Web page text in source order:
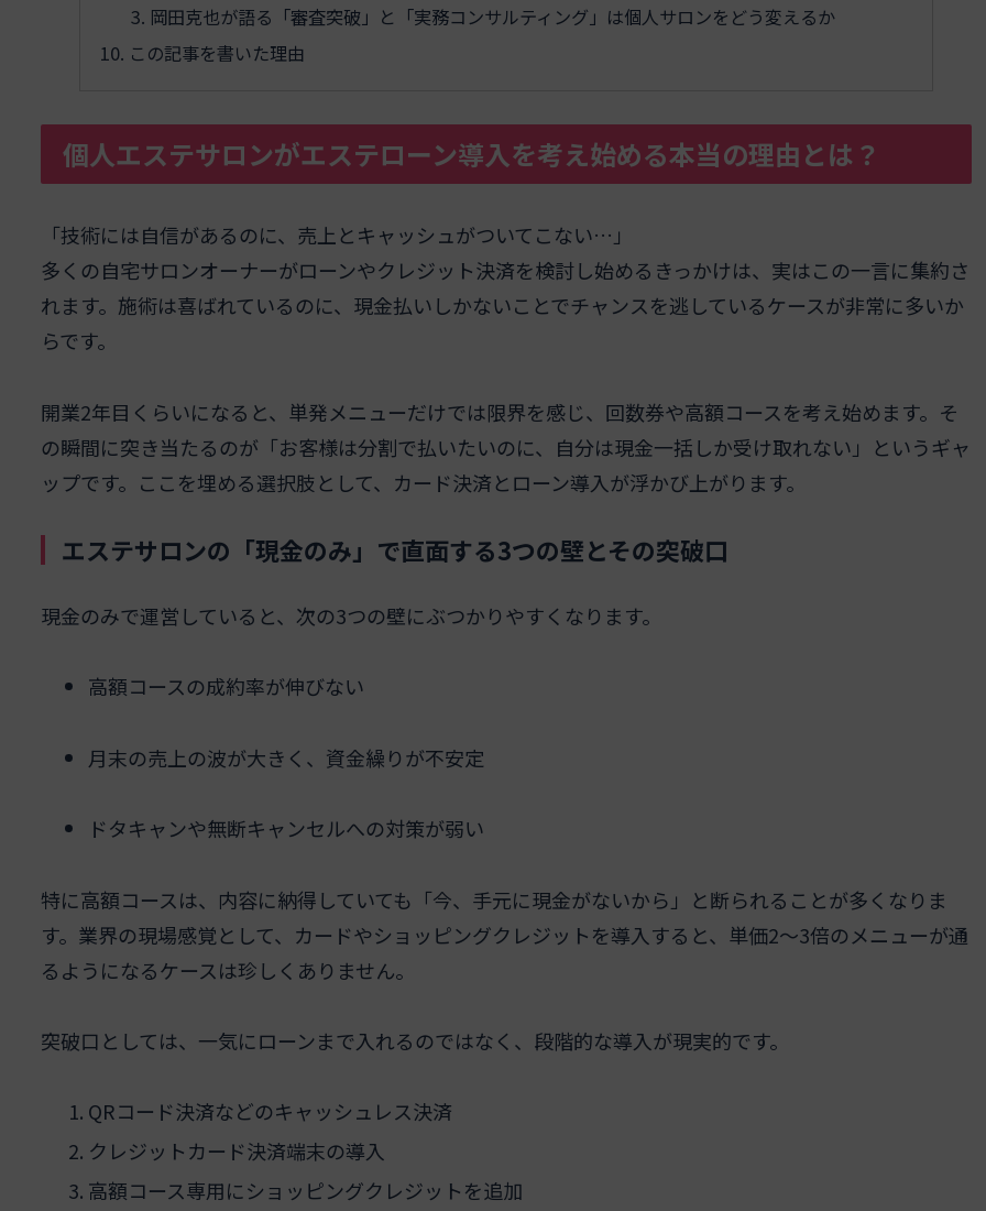
岡田克也が語る「審査突破」と「実務コンサルティング」は個人サロンをどう変えるか
この記事を書いた理由
個人エステサロンがエステローン導入を考え始める本当の理由とは？
「技術には自信があるのに、売上とキャッシュがついてこない…」
多くの自宅サロンオーナーがローンやクレジット決済を検討し始めるきっかけは、実はこの一言に集約さ
れます。施術は喜ばれているのに、現金払いしかないことでチャンスを逃しているケースが非常に多いか
らです。
開業2年目くらいになると、単発メニューだけでは限界を感じ、回数券や高額コースを考え始めます。そ
の瞬間に突き当たるのが「お客様は分割で払いたいのに、自分は現金一括しか受け取れない」というギャ
ップです。ここを埋める選択肢として、カード決済とローン導入が浮かび上がります。
エステサロンの「現金のみ」で直面する3つの壁とその突破口
現金のみで運営していると、次の3つの壁にぶつかりやすくなります。
高額コースの成約率が伸びない
月末の売上の波が大きく、資金繰りが不安定
ドタキャンや無断キャンセルへの対策が弱い
特に高額コースは、内容に納得していても「今、手元に現金がないから」と断られることが多くなりま
す。業界の現場感覚として、カードやショッピングクレジットを導入すると、単価2〜3倍のメニューが通
るようになるケースは珍しくありません。
突破口としては、一気にローンまで入れるのではなく、段階的な導入が現実的です。
QRコード決済などのキャッシュレス決済
クレジットカード決済端末の導入
高額コース専用にショッピングクレジットを追加